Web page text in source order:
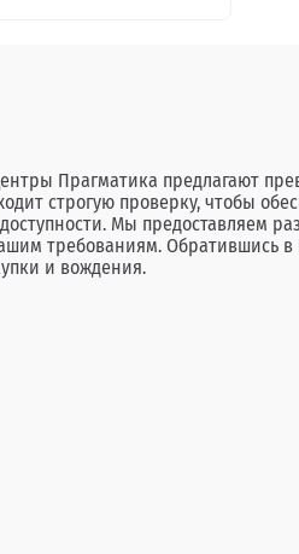
Прагматика предлагают
строгую проверку, чтобы
Мы предоставляем
требованиям. Обратившись
и вождения.